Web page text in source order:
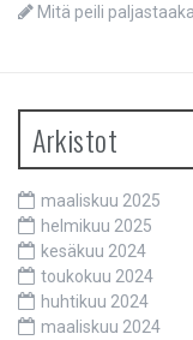
Mitä peili
Arkistot
maaliskuu 2025
helmikuu 2025
kesäkuu 2024
toukokuu 2024
huhtikuu 2024
maaliskuu 2024